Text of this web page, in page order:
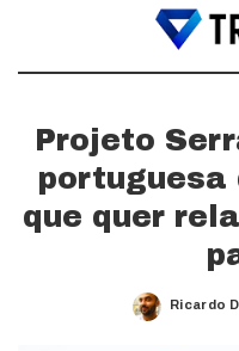
Projeto
portuguesa
que quer
Posted
Ricardo